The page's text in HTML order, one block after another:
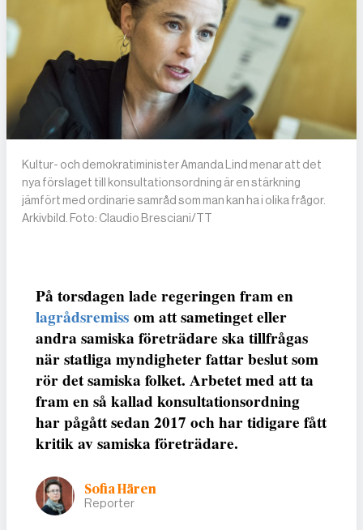
Kultur- och demokratiminister Amanda Lind menar att det
nya förslaget till konsultationsordning är en stärkning
jämfört med ordinarie samråd som man kan ha i olika frågor.
Arkivbild. Foto: Claudio Bresciani/TT
På torsdagen lade regeringen fram en
lagrådsremiss om att sametinget eller
andra samiska företrädare ska tillfrågas
när statliga myndigheter fattar beslut som
rör det samiska folket. Arbetet med att ta
fram en så kallad konsultationsordning
har pågått sedan 2017 och har tidigare fått
kritik av samiska företrädare.
Sofia Hären
Reporter